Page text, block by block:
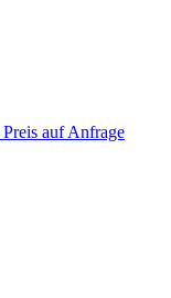
Preis auf Anfrage